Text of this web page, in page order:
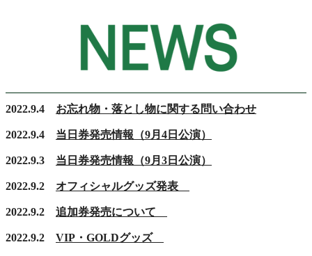
2022.9.4 お忘れ物・落とし物に関する問い合わせ
2022.9.4 当日券発売情報（9月4日公演）
2022.9.3 当日券発売情報（9月3日公演）
2022.9.2 オフィシャルグッズ発表
2022.9.2 追加券発売について
2022.9.2 VIP・GOLDグッズ